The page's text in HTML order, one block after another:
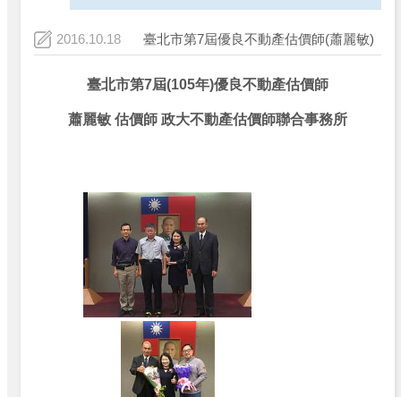
2016.10.18 臺北市第7屆優良不動產估價師(蕭麗敏)
臺北市第7屆(105年)優良不動產估價師
蕭麗敏 估價師 政大不動產估價師聯合事務所